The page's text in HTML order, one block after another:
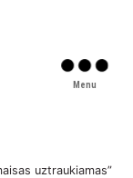
Menu
uztraukiamas”